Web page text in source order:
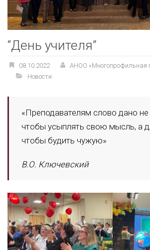
“День учителя”
08.10.2022
АНОО «Многопрофильная
Новости
«Преподавателям слово дано не
чтобы усыплять свою мысль, а
чтобы будить чужую»
В.О. Ключевский